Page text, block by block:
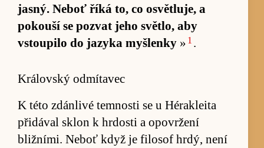
jasný. Ne­boť říká to, co osvět­lu­je, a
pokouší se po­zvat jeho svět­lo, aby
vstou­pilo do jazyka myš­lenky » 1 .
Královský odmítavec
K této zdán­livé tem­nosti se u Héra­kleita
při­dával sklon k hr­dosti a opo­vržení
bližní­mi. Ne­boť když je fi­lo­sof hr­dý, není